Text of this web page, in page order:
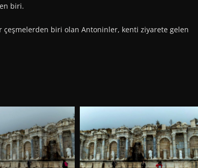
biri.
biri olan Antoninler, kenti ziyarete gelen